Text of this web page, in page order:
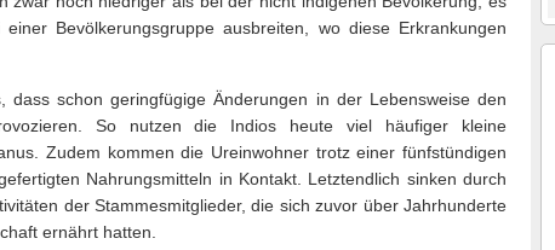
Bevölkerungsgruppe ausbreiten, wo diese Erkrankungen
dass schon geringfügige Änderungen in der Lebensweise den
So nutzen die Indios heute viel häufiger kleine
Zudem kommen die Ureinwohner trotz einer fünfstündigen
Nahrungsmitteln in Kontakt. Letztendlich sinken durch
der Stammesmitglieder, die sich zuvor über Jahrhunderte
ernährt hatten.